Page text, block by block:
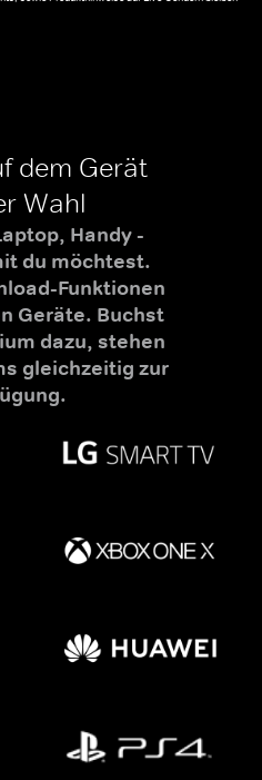
dem Gerät
Wahl
Handy -
du möchtest.
Funktionen
Geräte. Buchst
dazu, stehen
gleichzeitig zur